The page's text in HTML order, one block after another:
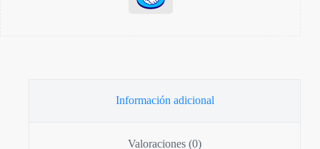
Información adicional
Valoraciones (0)